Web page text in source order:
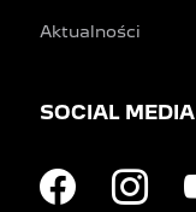
Aktualności
SOCIAL MEDIA